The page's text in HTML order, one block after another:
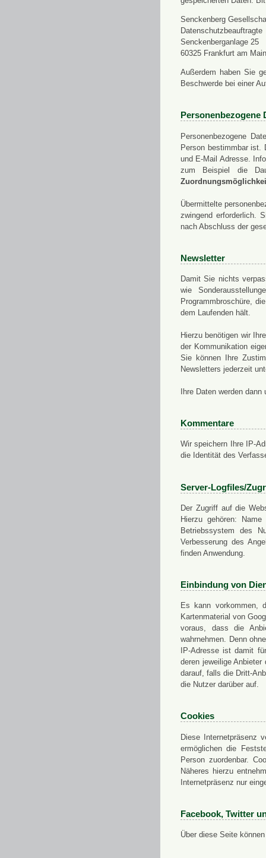
Senckenberg
Datenschutzbeauftragte
Senckenberganlage 25
60325 Frankfurt am Main
Außerdem haben Sie
Beschwerde bei einer
Personenbezogene
Personenbezogene
Person bestimmbar ist.
und E-Mail Adresse.
zum Beispiel die
Übermittelte
zwingend erforderlich.
nach Abschluss der
Newsletter
Damit Sie nichts
wie
Programmbroschüre,
dem Laufenden hält.
Hierzu benötigen wir
der Kommunikation
Sie können Ihre
Newsletters jederzeit
Ihre Daten werden
Kommentare
Wir speichern Ihre IP-
die Identität des
Server-Logfiles/
Der Zugriff auf die
Hierzu gehören:
Betriebssystem des
Verbesserung des
finden Anwendung.
Einbindung von
Es kann vorkommen,
Kartenmaterial von
voraus, dass die
wahrnehmen. Denn
IP-Adresse ist damit
deren jeweilige
darauf, falls die Dritt-
die Nutzer darüber auf.
Cookies
Diese Internetpräsenz
ermöglichen die
Person zuordenbar.
Näheres hierzu
Internetpräsenz nur
Facebook, Twitter
Über diese Seite